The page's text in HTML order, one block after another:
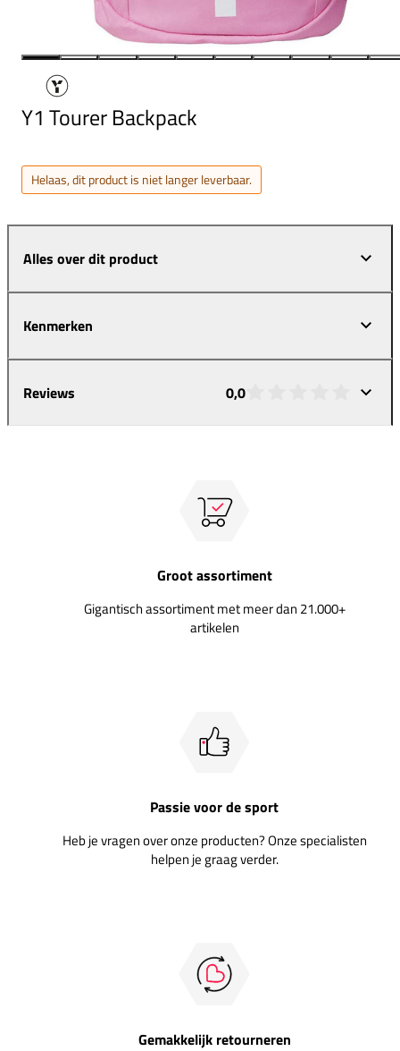
Y1 Tourer Backpack
Helaas, dit product is niet langer leverbaar.
Alles over dit product
Kenmerken
Reviews 0,0
Groot assortiment
Gigantisch assortiment met meer dan 21.000+
artikelen
Passie voor de sport
Heb je vragen over onze producten? Onze specialisten
helpen je graag verder.
Gemakkelijk retourneren